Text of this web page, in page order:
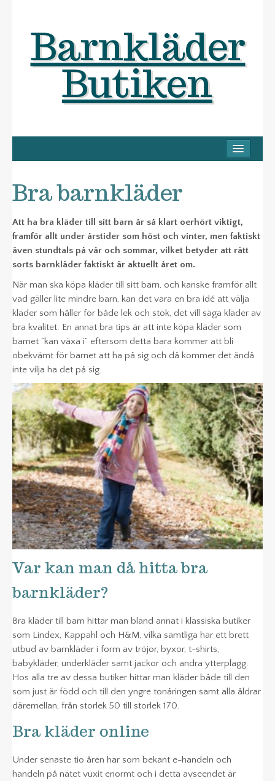
Barnkläder
Butiken
KLÄDER BARNKALAS
RENSA GARDEROBEN
BARNKLÄDER
KLÄDER
Bra barnkläder
Att ha bra kläder till sitt barn år så klart oerhört viktigt,
framför allt under årstider som höst och vinter, men faktiskt
även stundtals på vår och sommar, vilket betyder att rätt
sorts barnkläder faktiskt är aktuellt året om.
När man ska köpa kläder till sitt barn, och kanske framför allt
vad gäller lite mindre barn, kan det vara en bra idé att välja
kläder som håller för både lek och stök, det vill säga kläder av
bra kvalitet. En annat bra tips är att inte köpa kläder som
barnet ”kan växa i” eftersom detta bara kommer att bli
obekvämt för barnet att ha på sig och då kommer det ändå
inte vilja ha det på sig.
Var kan man då hitta bra
barnkläder?
Bra kläder till barn hittar man bland annat i klassiska butiker
som Lindex, Kappahl och H&M, vilka samtliga har ett brett
utbud av barnkläder i form av tröjor, byxor, t-shirts,
babykläder, underkläder samt jackor och andra ytterplagg.
Hos alla tre av dessa butiker hittar man kläder både till den
som just är född och till den yngre tonåringen samt alla åldrar
däremellan, från storlek 50 till storlek 170.
Bra kläder online
Under senaste tio åren har som bekant e-handeln och
handeln på nätet vuxit enormt och i detta avseendet är